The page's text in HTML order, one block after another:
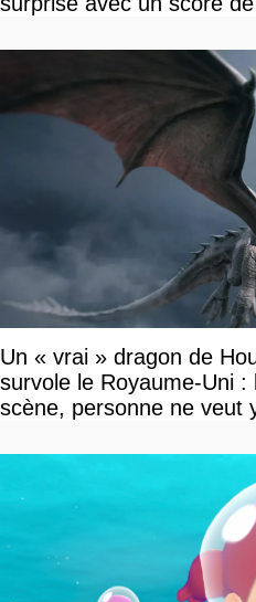
Un « vrai » dragon de
survole le Royaume-Uni
scène, personne ne veut